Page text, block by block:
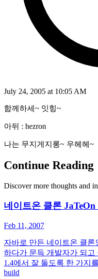
July 24, 2005 at 10:05 AM
함께하세~ 잇힝~
아뒤 : hezron
나는 무지게지롱~ 우헤헤~
Continue Reading
Discover more thoughts and
네이트온 클론
Feb 11, 2007
자바로 만든 네이트온 클론
하다가 문득 개발자가 되고
1.4에서 잘 돌도록 한 가지
build